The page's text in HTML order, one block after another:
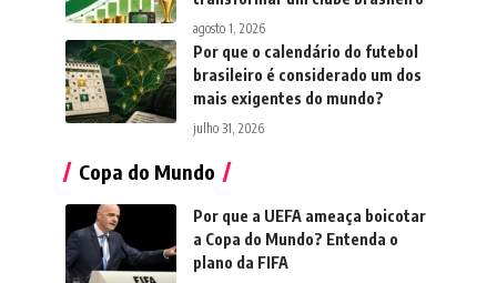
agosto 1, 2026
Por que o calendário do futebol
brasileiro é considerado um dos
mais exigentes do mundo?
julho 31, 2026
Copa do Mundo
Por que a UEFA ameaça boicotar
a Copa do Mundo? Entenda o
plano da FIFA